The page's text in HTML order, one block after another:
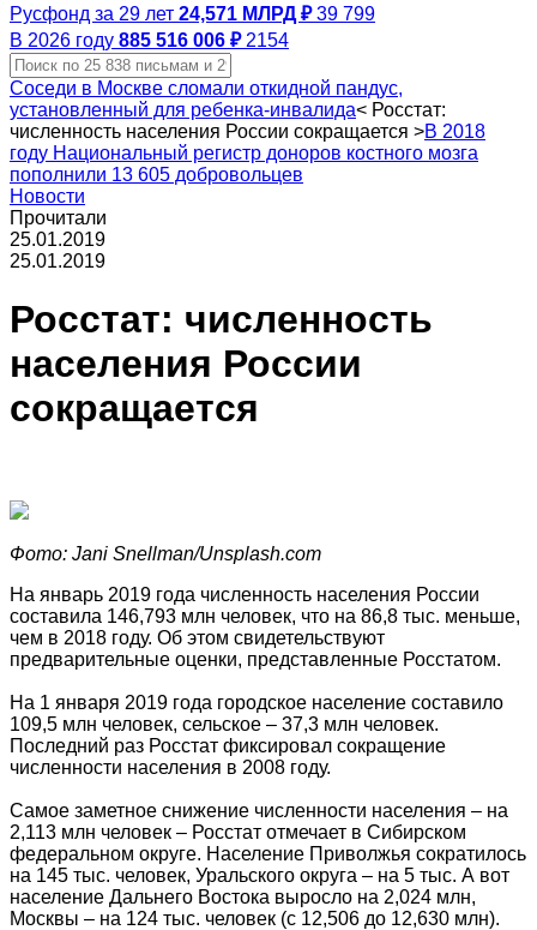
Русфонд за 29 лет 24,571 МЛРД ₽ 39 799
В 2026 году 885 516 006 ₽ 2154
Соседи в Москве сломали откидной пандус,
установленный для ребенка-инвалида< Росстат:
численность населения России сокращается >В 2018
году Национальный регистр доноров костного мозга
пополнили 13 605 добровольцев
Новости
Прочитали
25.01.2019
25.01.2019
Росстат: численность
населения России
сокращается
Фото: Jani Snellman/Unsplash.com
На январь 2019 года численность населения России
составила 146,793 млн человек, что на 86,8 тыс. меньше,
чем в 2018 году. Об этом свидетельствуют
предварительные оценки, представленные Росстатом.
На 1 января 2019 года городское население составило
109,5 млн человек, сельское – 37,3 млн человек.
Последний раз Росстат фиксировал сокращение
численности населения в 2008 году.
Самое заметное снижение численности населения – на
2,113 млн человек – Росстат отмечает в Сибирском
федеральном округе. Население Приволжья сократилось
на 145 тыс. человек, Уральского округа – на 5 тыс. А вот
население Дальнего Востока выросло на 2,024 млн,
Москвы – на 124 тыс. человек (с 12,506 до 12,630 млн).